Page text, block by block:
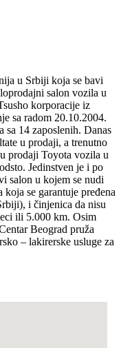
u Srbiji koja se bavi
salon vozila u
korporacije iz
sa radom 20.10.2004.
sa 14 zaposlenih. Danas
u prodaji, a trenutno
prodaji Toyota vozila u
Jedinstven je i po
salon u kojem se nudi
se garantuje pređena
i činjenica da nisu
ili 5.000 km. Osim
Beograd pruža
– lakirerske usluge za